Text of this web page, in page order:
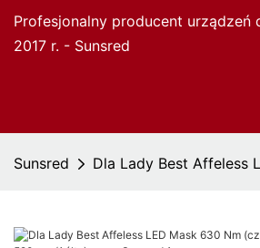
Profesjonalny producent urządzeń
2017 r. - Sunsred
Sunsred Dla Lady Best Affeless